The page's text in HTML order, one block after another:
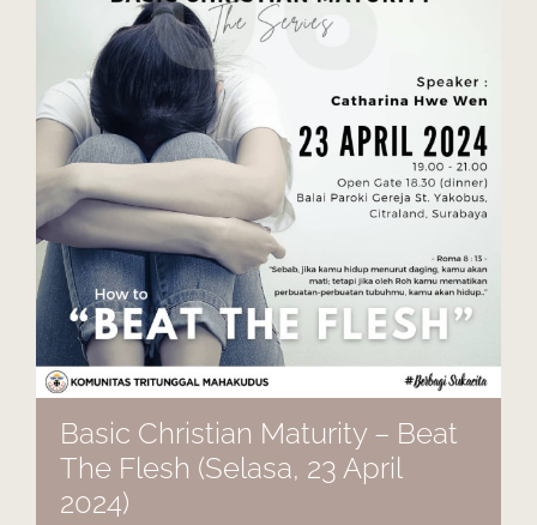
Basic Christian Maturity – Beat
The Flesh (Selasa, 23 April
2024)